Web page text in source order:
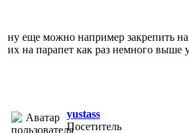
ну еще можно например закрепить
их на парапет как раз немного выше
yustass
Посетитель